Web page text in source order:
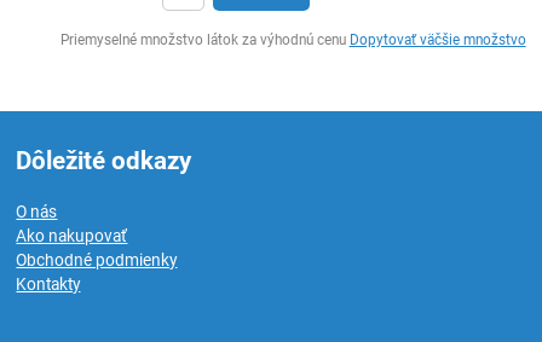
Priemyselné množstvo látok za výhodnú cenu Dopytovať väčšie množstvo
Dôležité odkazy
O nás
Ako nakupovať
Obchodné podmienky
Kontakty